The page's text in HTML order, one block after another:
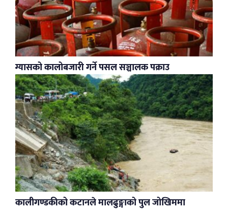
ग्यासको कालोबजारी गर्ने पसल सञ्चालक पक्राउ
कालीगण्डकीको कटानले मालढुङ्गाको पुल जोखिममा